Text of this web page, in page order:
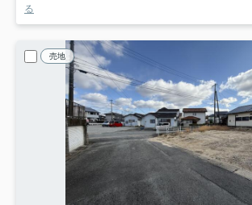
る
売地